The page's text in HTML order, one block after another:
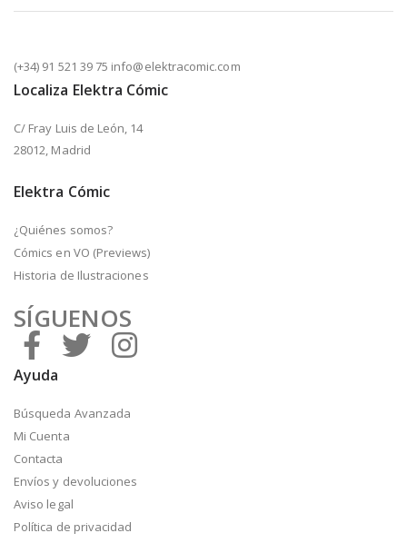
(+34) 91 521 39 75 info@elektracomic.com
Localiza Elektra Cómic
C/ Fray Luis de León, 14
28012, Madrid
Elektra Cómic
¿Quiénes somos?
Cómics en VO (Previews)
Historia de Ilustraciones
SÍGUENOS
Ayuda
Búsqueda Avanzada
Mi Cuenta
Contacta
Envíos y devoluciones
Aviso legal
Política de privacidad